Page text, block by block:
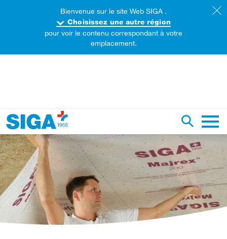
sur ce site web
Bienvenue sur le site Web SIGA .
Choisissez une autre région
pour voir le contenu correspondant à votre
emplacement.